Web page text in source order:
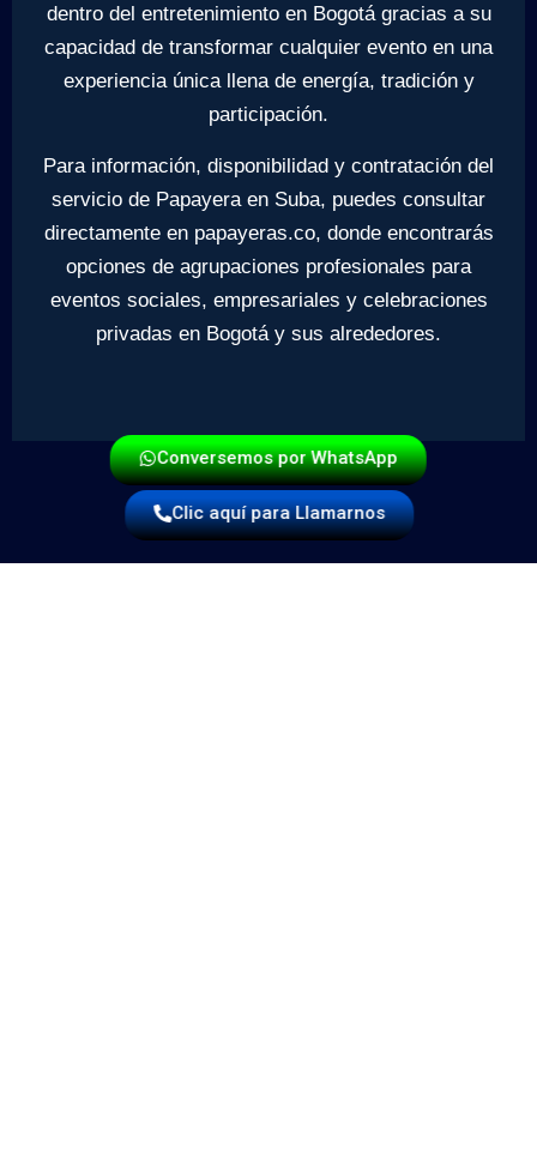
dentro del entretenimiento en Bogotá gracias a su
capacidad de transformar cualquier evento en una
experiencia única llena de energía, tradición y
participación.
Para información, disponibilidad y contratación del
servicio de Papayera en Suba, puedes consultar
directamente en papayeras.co, donde encontrarás
opciones de agrupaciones profesionales para
eventos sociales, empresariales y celebraciones
privadas en Bogotá y sus alrededores.
Conversemos por WhatsApp
Clic aquí para Llamarnos